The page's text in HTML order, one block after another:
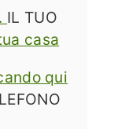
IL TUO
casa
qui